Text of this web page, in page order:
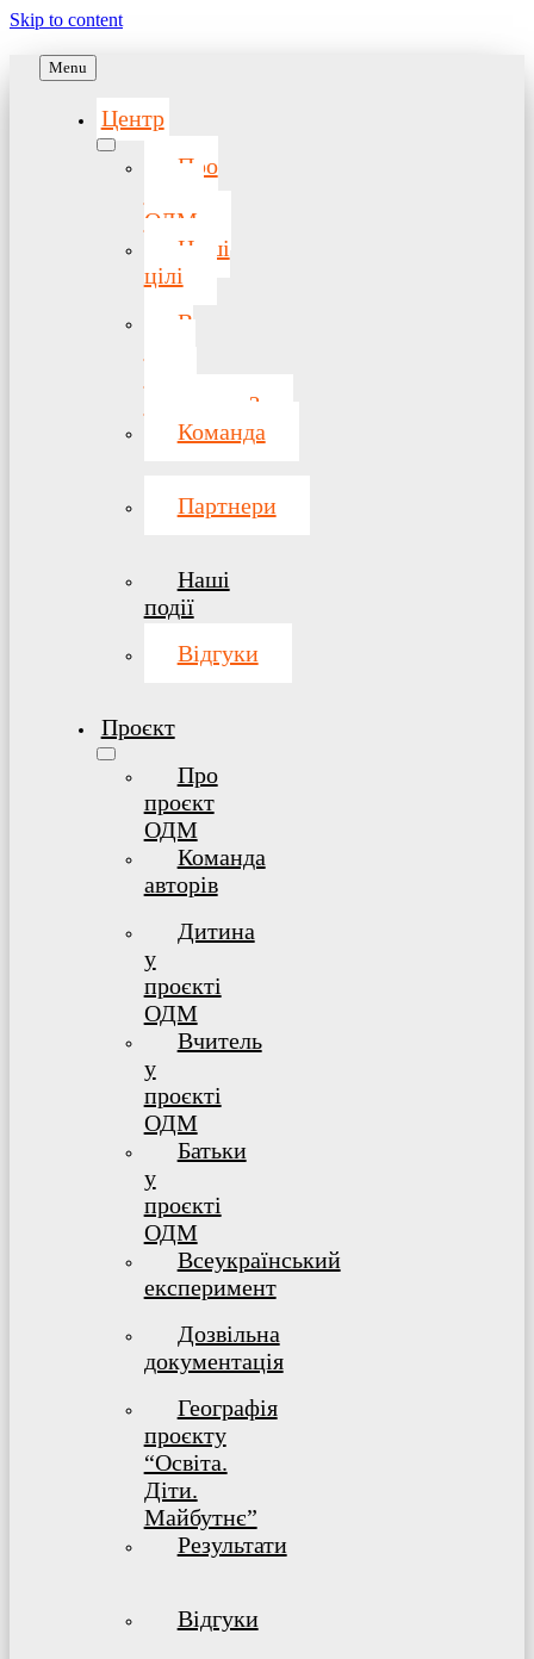
Skip to content
Menu
Центр
Про
ОДМ
Наші
цілі
В
суперсила?
Команда
Партнери
Наші
події
Відгуки
Проєкт
Про
проєкт
ОДМ
Команда
авторів
Дитина
у
проєкті
ОДМ
Bчитель
у
проєкті
ОДМ
Батьки
у
проєкті
ОДМ
Всеукраїнський
експеримент
Дозвільна
документація
Географія
проєкту
“Освіта.
Діти.
Майбутнє”
Результати
Відгуки